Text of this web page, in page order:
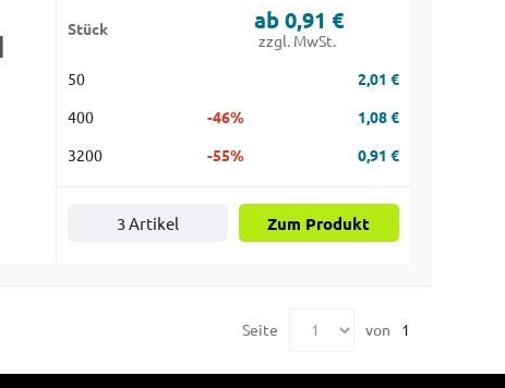
Stück ab 0,91 €
zzgl. MwSt.
50 2,01 €
400 -46% 1,08 €
3200 -55% 0,91 €
3 Artikel Zum Produkt
Seite von 1